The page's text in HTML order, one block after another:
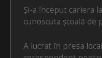
Și-a început cariera
cunoscuta școală de
A lucrat în presa